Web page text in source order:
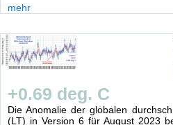
mehr
+0.69 deg. C
Die Anomalie der globalen
(LT) in Version 6 für August 2023